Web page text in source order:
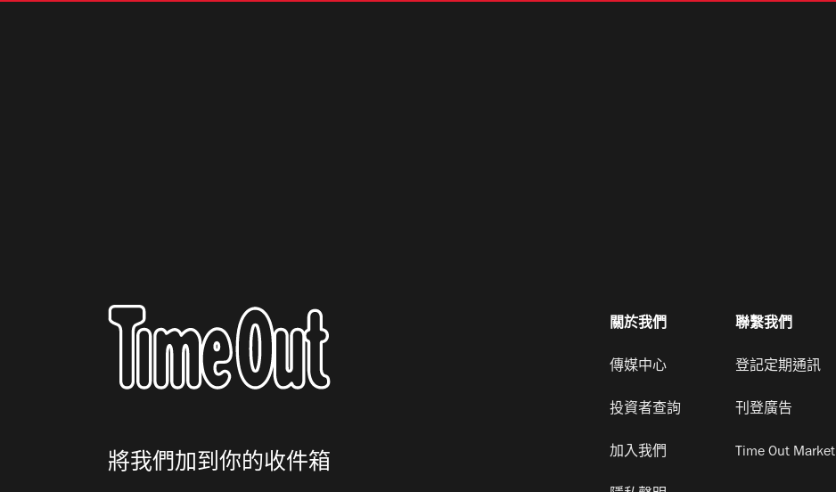
將我們加到你的收件箱
關於我們
傳媒中心
投資者查詢
加入我們
聯繫我們
登記定期通訊
刊登廣告
Time Out Market